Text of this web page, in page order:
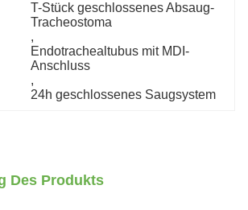
T-Stück geschlossenes Absaug-
Tracheostoma
,
Endotrachealtubus mit MDI-
Anschluss
,
24h geschlossenes Saugsystem
Des Produkts